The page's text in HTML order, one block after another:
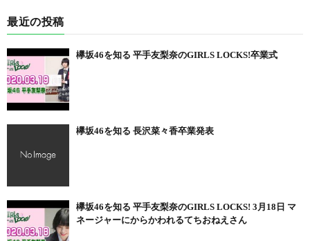
最近の投稿
欅坂46を知る 平手友梨奈のGIRLS LOCKS!卒業式
欅坂46を知る 長沢菜々香卒業発表
欅坂46を知る 平手友梨奈のGIRLS LOCKS! 3月18日 マ
ネージャーにからかわれるてちおねえさん